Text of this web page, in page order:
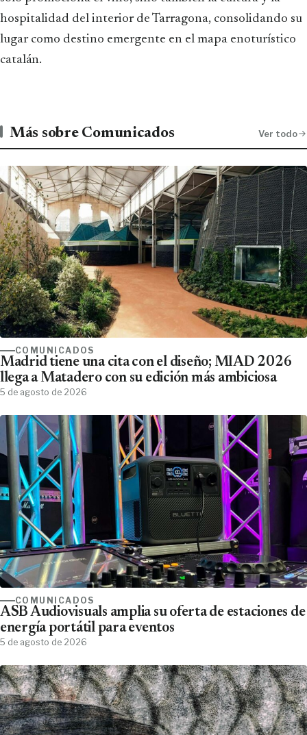
hospitalidad del interior de Tarragona, consolidando su
lugar como destino emergente en el mapa enoturístico
catalán.
Más sobre Comunicados Ver todo
COMUNICADOS
Madrid tiene una cita con el diseño; MIAD 2026
llega a Matadero con su edición más ambiciosa
5 de agosto de 2026
COMUNICADOS
ASB Audiovisuals amplia su oferta de estaciones de
energía portátil para eventos
5 de agosto de 2026